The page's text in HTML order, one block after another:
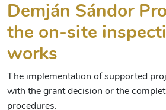
Demján Sándor
the on-site
works
The implementation of supported
with the grant decision or the
procedures.